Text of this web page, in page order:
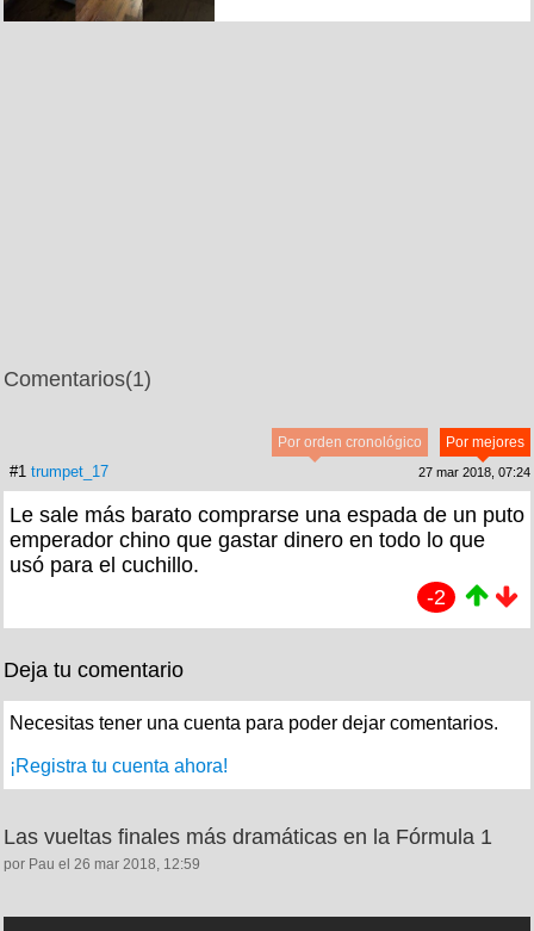
Comentarios(1)
Por mejores
Por orden cronológico
#1 trumpet_17 27 mar 2018, 07:24
Le sale más barato comprarse una espada de un puto
emperador chino que gastar dinero en todo lo que
usó para el cuchillo.
-2
Deja tu comentario
Necesitas tener una cuenta para poder dejar comentarios.
¡Registra tu cuenta ahora!
Las vueltas finales más dramáticas en la Fórmula 1
por Pau el 26 mar 2018, 12:59